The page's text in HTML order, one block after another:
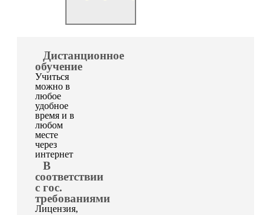
Дистанционное
обучение
Учиться
можно в
любое
удобное
время и в
любом
месте
через
интернет
В
соответствии
с гос.
требованиями
Лицензия,